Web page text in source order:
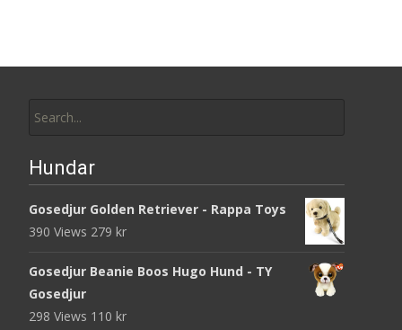
for:
Hundar
Gosedjur Golden Retriever - Rappa Toys
390 Views 279 kr
Gosedjur Beanie Boos Hugo Hund - TY
Gosedjur
298 Views 110 kr